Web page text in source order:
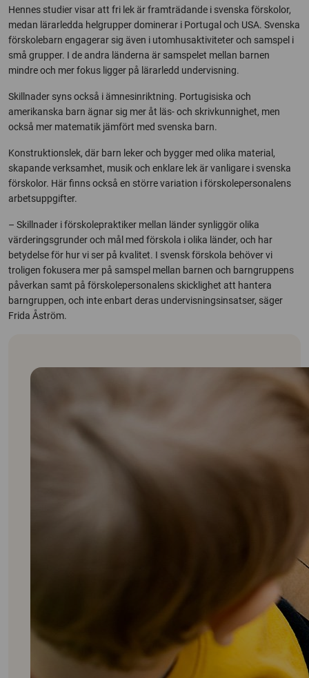
Hennes studier visar att fri lek är framträdande i svenska förskolor,
medan lärarledda helgrupper dominerar i Portugal och USA. Svenska
förskolebarn engagerar sig även i utomhusaktiviteter och samspel i
små grupper. I de andra länderna är samspelet mellan barnen
mindre och mer fokus ligger på lärarledd undervisning.
Skillnader syns också i ämnesinriktning. Portugisiska och
amerikanska barn ägnar sig mer åt läs- och skrivkunnighet, men
också mer matematik jämfört med svenska barn.
Konstruktionslek, där barn leker och bygger med olika material,
skapande verksamhet, musik och enklare lek är vanligare i svenska
förskolor. Här finns också en större variation i förskolepersonalens
arbetsuppgifter.
– Skillnader i förskolepraktiker mellan länder synliggör olika
värderingsgrunder och mål med förskola i olika länder, och har
betydelse för hur vi ser på kvalitet. I svensk förskola behöver vi
troligen fokusera mer på samspel mellan barnen och barngruppens
påverkan samt på förskolepersonalens skicklighet att hantera
barngruppen, och inte enbart deras undervisningsinsatser, säger
Frida Åström.